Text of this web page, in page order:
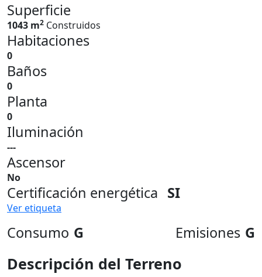
Superficie
1043 m2 Construidos
Habitaciones
0
Baños
0
Planta
0
Iluminación
---
Ascensor
No
Certificación energética SI
Ver etiqueta
Consumo G Emisiones G
Descripción del Terreno